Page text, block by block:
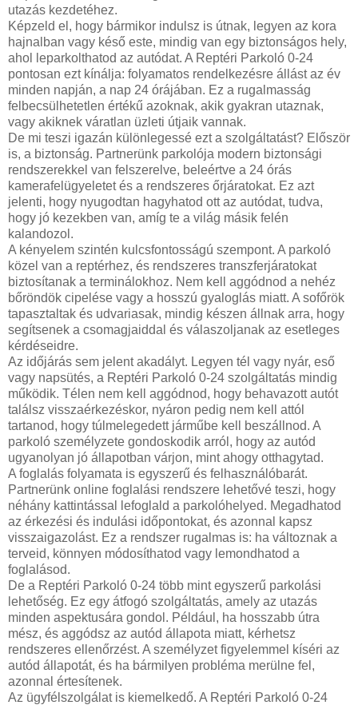
utazás kezdetéhez.
Képzeld el, hogy bármikor indulsz is útnak, legyen az kora
hajnalban vagy késő este, mindig van egy biztonságos hely,
ahol leparkolthatod az autódat. A Reptéri Parkoló 0-24
pontosan ezt kínálja: folyamatos rendelkezésre állást az év
minden napján, a nap 24 órájában. Ez a rugalmasság
felbecsülhetetlen értékű azoknak, akik gyakran utaznak,
vagy akiknek váratlan üzleti útjaik vannak.
De mi teszi igazán különlegessé ezt a szolgáltatást? Először
is, a biztonság. Partnerünk parkolója modern biztonsági
rendszerekkel van felszerelve, beleértve a 24 órás
kamerafelügyeletet és a rendszeres őrjáratokat. Ez azt
jelenti, hogy nyugodtan hagyhatod ott az autódat, tudva,
hogy jó kezekben van, amíg te a világ másik felén
kalandozol.
A kényelem szintén kulcsfontosságú szempont. A parkoló
közel van a reptérhez, és rendszeres transzferjáratokat
biztosítanak a terminálokhoz. Nem kell aggódnod a nehéz
bőröndök cipelése vagy a hosszú gyaloglás miatt. A sofőrök
tapasztaltak és udvariasak, mindig készen állnak arra, hogy
segítsenek a csomagjaiddal és válaszoljanak az esetleges
kérdéseidre.
Az időjárás sem jelent akadályt. Legyen tél vagy nyár, eső
vagy napsütés, a Reptéri Parkoló 0-24 szolgáltatás mindig
működik. Télen nem kell aggódnod, hogy behavazott autót
találsz visszaérkezéskor, nyáron pedig nem kell attól
tartanod, hogy túlmelegedett járműbe kell beszállnod. A
parkoló személyzete gondoskodik arról, hogy az autód
ugyanolyan jó állapotban várjon, mint ahogy otthagytad.
A foglalás folyamata is egyszerű és felhasználóbarát.
Partnerünk online foglalási rendszere lehetővé teszi, hogy
néhány kattintással lefoglald a parkolóhelyed. Megadhatod
az érkezési és indulási időpontokat, és azonnal kapsz
visszaigazolást. Ez a rendszer rugalmas is: ha változnak a
terveid, könnyen módosíthatod vagy lemondhatod a
foglalásod.
De a Reptéri Parkoló 0-24 több mint egyszerű parkolási
lehetőség. Ez egy átfogó szolgáltatás, amely az utazás
minden aspektusára gondol. Például, ha hosszabb útra
mész, és aggódsz az autód állapota miatt, kérhetsz
rendszeres ellenőrzést. A személyzet figyelemmel kíséri az
autód állapotát, és ha bármilyen probléma merülne fel,
azonnal értesítenek.
Az ügyfélszolgálat is kiemelkedő. A Reptéri Parkoló 0-24